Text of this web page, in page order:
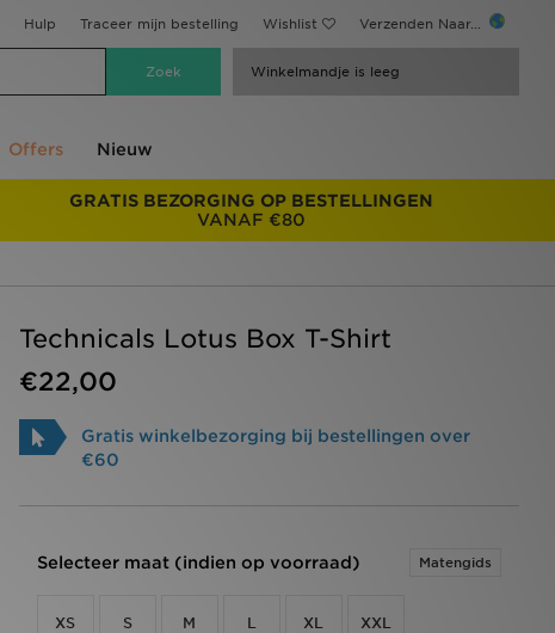
Hulp Traceer mijn bestelling Wishlist Verzenden Naar...
Winkelmandje is leeg
Offers Nieuw
GRATIS BEZORGING OP BESTELLINGEN
VANAF €80
Technicals Lotus Box T-Shirt
€22,00
Gratis winkelbezorging bij bestellingen over
€60
Selecteer maat (indien op voorraad) Matengids
XS S M L XL XXL